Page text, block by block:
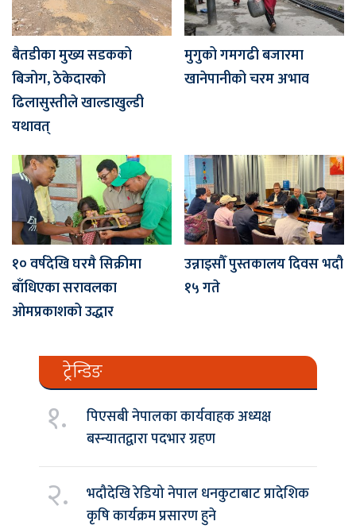
बैतडीका मुख्य सडकको
बिजोग, ठेकेदारको
ढिलासुस्तीले खाल्डाखुल्डी
यथावत्
मुगुको गमगढी बजारमा
खानेपानीको चरम अभाव
१० वर्षदेखि घरमै सिक्रीमा
बाँधिएका सरावलका
ओमप्रकाशको उद्धार
उन्नाइसौँ पुस्तकालय दिवस भदौ
१५ गते
ट्रेन्डिङ
१.
पिएसबी नेपालका कार्यवाहक अध्यक्ष
बस्न्यातद्वारा पदभार ग्रहण
२.
भदौदेखि रेडियो नेपाल धनकुटाबाट प्रादेशिक
कृषि कार्यक्रम प्रसारण हुने